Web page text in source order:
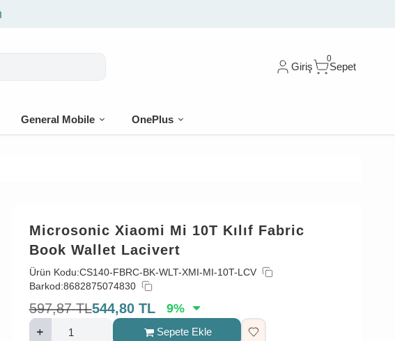
Giriş
0
Sepet
General Mobile OnePlus
Microsonic Xiaomi Mi 10T Kılıf Fabric
Book Wallet Lacivert
Ürün Kodu:CS140-FBRC-BK-WLT-XMI-MI-10T-LCV
Barkod:8682875074830
597,87 TL544,80 TL 9%
Sepete Ekle